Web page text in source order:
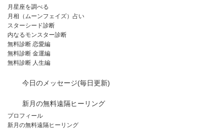
月星座を調べる
月相（ムーンフェイズ）占い
スターシード診断
内なるモンスター診断
無料診断 恋愛編
無料診断 金運編
無料診断 人生編
今日のメッセージ(毎日更新)
新月の無料遠隔ヒーリング
プロフィール
新月の無料遠隔ヒーリング